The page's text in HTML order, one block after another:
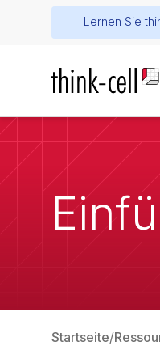
Lernen Sie
Startseite